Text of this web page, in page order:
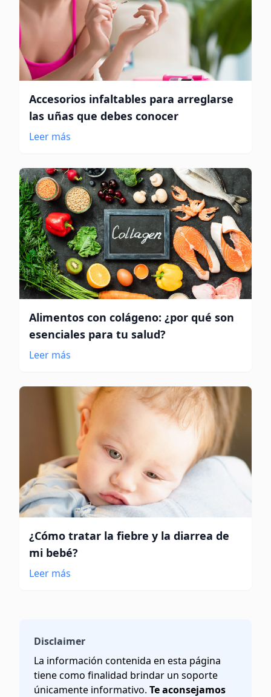
Accesorios infaltables para arreglarse
las uñas que debes conocer
Leer más
Alimentos con colágeno: ¿por qué son
esenciales para tu salud?
Leer más
¿Cómo tratar la fiebre y la diarrea de
mi bebé?
Leer más
Disclaimer
La información contenida en esta página
tiene como finalidad brindar un soporte
únicamente informativo. Te aconsejamos